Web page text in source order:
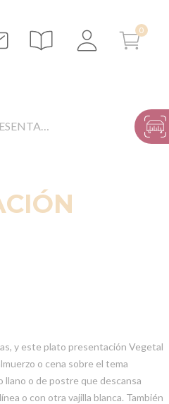
PLATOS DE PRESENTACIÓN Y BAJOS PLATOS
y este plato presentación Vegetal
o cena sobre el tema
llano o de postre que descansa
o con otra vajilla blanca. También